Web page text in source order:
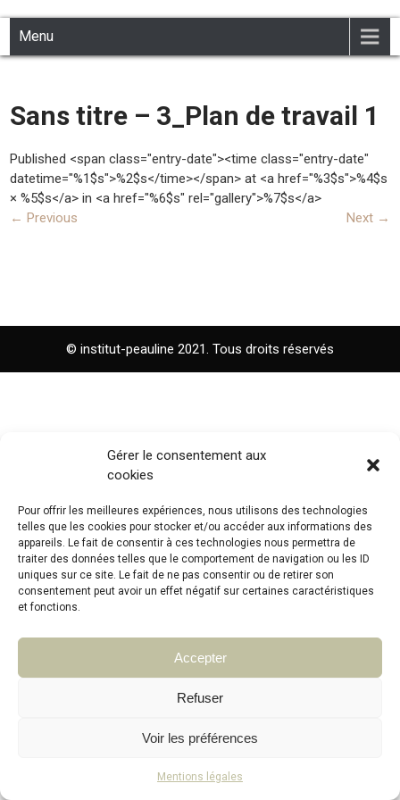
Gérer le consentement aux
cookies
Pour offrir les meilleures expériences, nous utilisons des technologies
telles que les cookies pour stocker et/ou accéder aux informations des
appareils. Le fait de consentir à ces technologies nous permettra de
traiter des données telles que le comportement de navigation ou les ID
uniques sur ce site. Le fait de ne pas consentir ou de retirer son
consentement peut avoir un effet négatif sur certaines caractéristiques
et fonctions.
Accepter
Refuser
Voir les préférences
Mentions légales
SkipINSTITUT PEAULINE
Institut de beauté à Civray 86400
Menu
Sans titre – 3_Plan de travail 1
Published <span class="entry-date"><time class="entry-date"
datetime="%1$s">%2$s</time></span> at <a href="%3$s">%4$s
× %5$s</a> in <a href="%6$s" rel="gallery">%7$s</a>
← Previous Next →
© institut-peauline 2021. Tous droits réservés